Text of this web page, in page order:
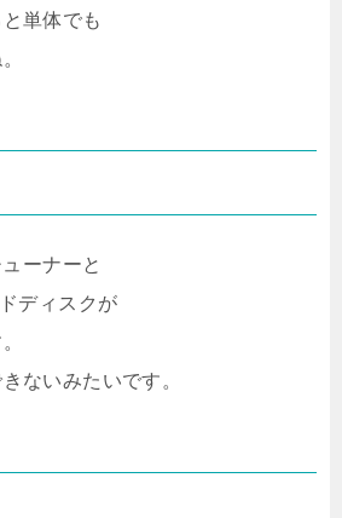
単体でも
ーナーと
ディスクが
ないみたいです。